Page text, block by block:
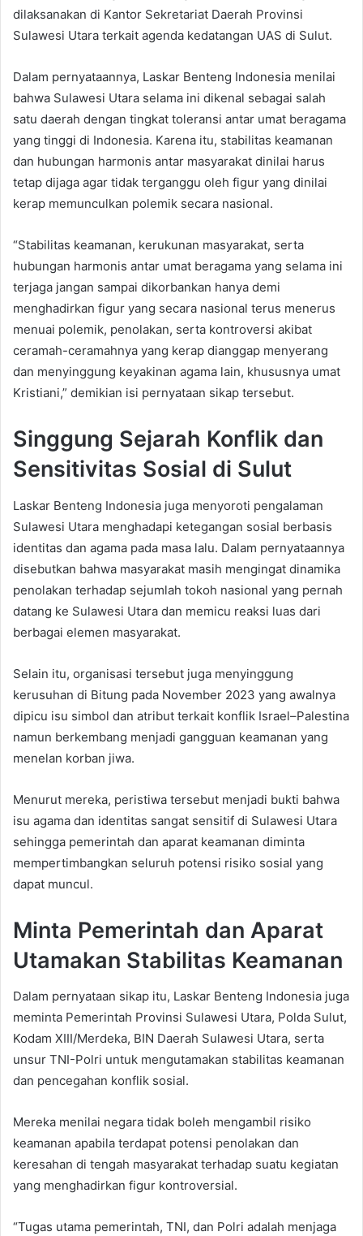
dilaksanakan di Kantor Sekretariat Daerah Provinsi
Sulawesi Utara terkait agenda kedatangan UAS di Sulut.
Dalam pernyataannya, Laskar Benteng Indonesia menilai
bahwa Sulawesi Utara selama ini dikenal sebagai salah
satu daerah dengan tingkat toleransi antar umat beragama
yang tinggi di Indonesia. Karena itu, stabilitas keamanan
dan hubungan harmonis antar masyarakat dinilai harus
tetap dijaga agar tidak terganggu oleh figur yang dinilai
kerap memunculkan polemik secara nasional.
“Stabilitas keamanan, kerukunan masyarakat, serta
hubungan harmonis antar umat beragama yang selama ini
terjaga jangan sampai dikorbankan hanya demi
menghadirkan figur yang secara nasional terus menerus
menuai polemik, penolakan, serta kontroversi akibat
ceramah-ceramahnya yang kerap dianggap menyerang
dan menyinggung keyakinan agama lain, khususnya umat
Kristiani,” demikian isi pernyataan sikap tersebut.
Singgung Sejarah Konflik dan
Sensitivitas Sosial di Sulut
Laskar Benteng Indonesia juga menyoroti pengalaman
Sulawesi Utara menghadapi ketegangan sosial berbasis
identitas dan agama pada masa lalu. Dalam pernyataannya
disebutkan bahwa masyarakat masih mengingat dinamika
penolakan terhadap sejumlah tokoh nasional yang pernah
datang ke Sulawesi Utara dan memicu reaksi luas dari
berbagai elemen masyarakat.
Selain itu, organisasi tersebut juga menyinggung
kerusuhan di Bitung pada November 2023 yang awalnya
dipicu isu simbol dan atribut terkait konflik Israel–Palestina
namun berkembang menjadi gangguan keamanan yang
menelan korban jiwa.
Menurut mereka, peristiwa tersebut menjadi bukti bahwa
isu agama dan identitas sangat sensitif di Sulawesi Utara
sehingga pemerintah dan aparat keamanan diminta
mempertimbangkan seluruh potensi risiko sosial yang
dapat muncul.
Minta Pemerintah dan Aparat
Utamakan Stabilitas Keamanan
Dalam pernyataan sikap itu, Laskar Benteng Indonesia juga
meminta Pemerintah Provinsi Sulawesi Utara, Polda Sulut,
Kodam XIII/Merdeka, BIN Daerah Sulawesi Utara, serta
unsur TNI-Polri untuk mengutamakan stabilitas keamanan
dan pencegahan konflik sosial.
Mereka menilai negara tidak boleh mengambil risiko
keamanan apabila terdapat potensi penolakan dan
keresahan di tengah masyarakat terhadap suatu kegiatan
yang menghadirkan figur kontroversial.
“Tugas utama pemerintah, TNI, dan Polri adalah menjaga